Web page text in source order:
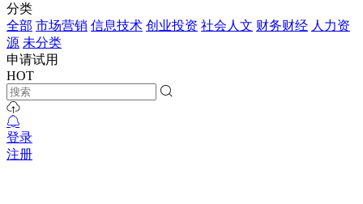
分类
全部 市场营销 信息技术 创业投资 社会人文 财务财经 人力资
源 未分类
申请试用
HOT
登录
注册